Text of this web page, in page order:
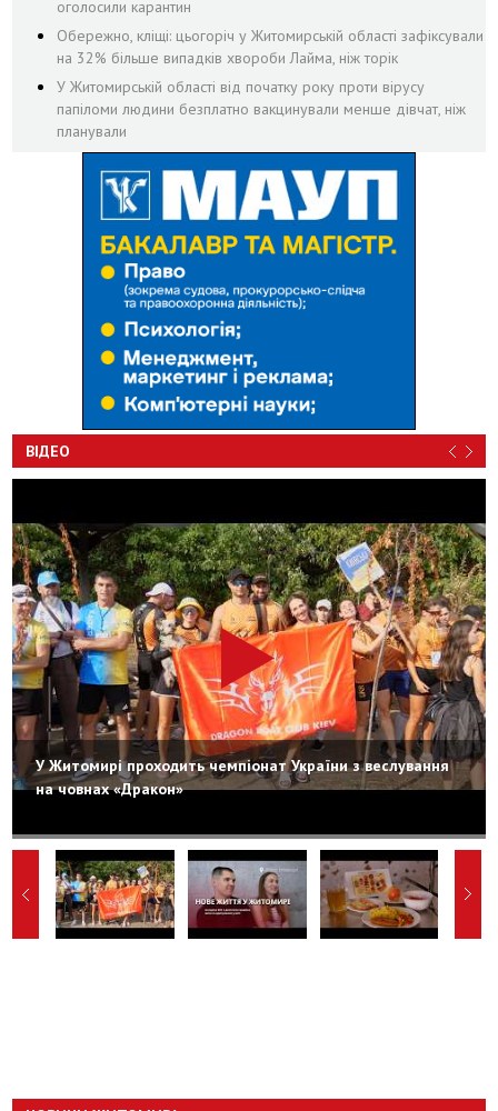
оголосили карантин
Обережно, кліщі: цьогоріч у Житомирській області зафіксували
на 32% більше випадків хвороби Лайма, ніж торік
У Житомирській області від початку року проти вірусу
папіломи людини безплатно вакцинували менше дівчат, ніж
планували
ВІДЕО
У Житомирі проходить чемпіонат України з веслування
на човнах «Дракон»